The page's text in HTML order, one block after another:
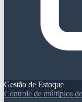
Gestão de Estoque
Controle de múltiplos